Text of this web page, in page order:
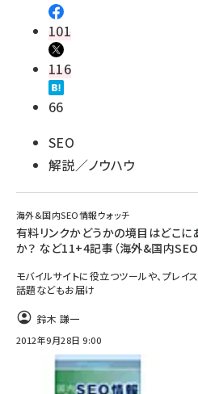
101
116
66
SEO
解説／ノウハウ
海外&国内SEO情報ウォッチ
有料リンクかどうかの境目はどこに
か？ など11+4記事（海外&国内SEO
モバイルサイトに役立つツールや、プレイ
話題などもお届け
鈴木 謙一
2012年9月28日 9:00